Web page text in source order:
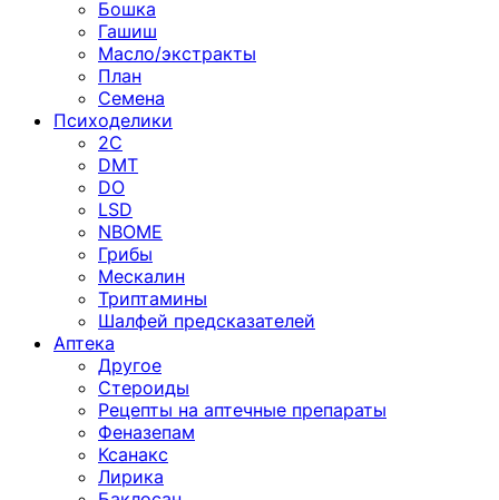
Бошка
Гашиш
Масло/экстракты
План
Семена
Психоделики
2C
DMT
DO
LSD
NBOME
Грибы
Мескалин
Триптамины
Шалфей предсказателей
Аптека
Другое
Стероиды
Рецепты на аптечные препараты
Феназепам
Ксанакс
Лирика